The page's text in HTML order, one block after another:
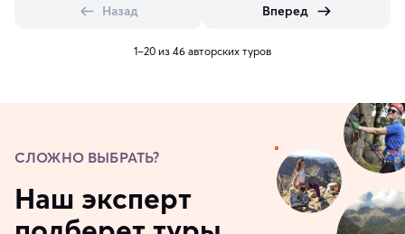
Назад Вперед
1–20 из 46 авторских туров
СЛОЖНО ВЫБРАТЬ?
Наш эксперт